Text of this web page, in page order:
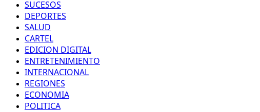
SUCESOS
DEPORTES
SALUD
CARTEL
EDICION DIGITAL
ENTRETENIMIENTO
INTERNACIONAL
REGIONES
ECONOMIA
POLITICA